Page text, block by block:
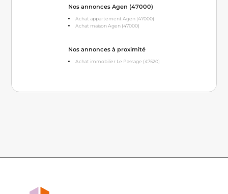
Nos annonces Agen (47000)
Achat appartement Agen (47000)
Achat maison Agen (47000)
Nos annonces à proximité
Achat immobilier Le Passage (47520)